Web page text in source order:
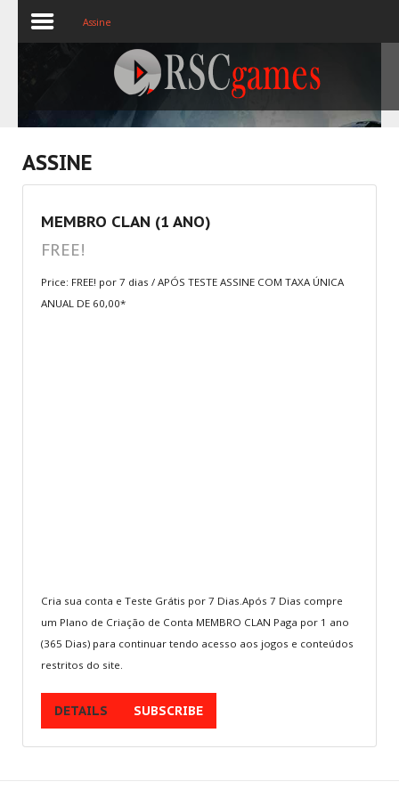
Registre-se
Home
Assine
Sobre
3D
Assine
ASSINE
MEMBRO CLAN (1 ANO)
FREE!
Price: FREE! por 7 dias / APÓS TESTE ASSINE COM TAXA ÚNICA
ANUAL DE 60,00*
Cria sua conta e Teste Grátis por 7 Dias.Após 7 Dias compre
um Plano de Criação de Conta MEMBRO CLAN Paga por 1 ano
(365 Dias) para continuar tendo acesso aos jogos e conteúdos
restritos do site.
DETAILS SUBSCRIBE
Anda berada di sini: Home . Assine
JUNTE-SEA NÓS
Crie sua conta
Entre para o CLAN
Seja voluntário